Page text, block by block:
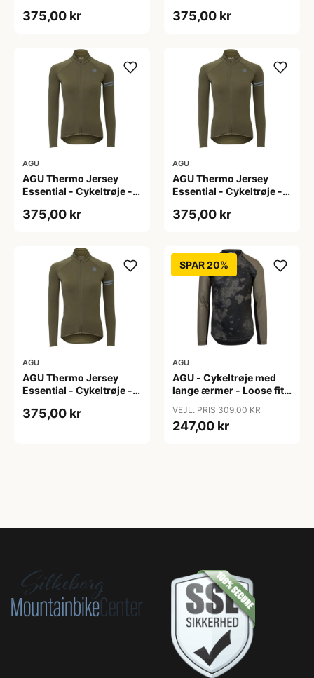
L
375,00 kr
M
375,00 kr
AGU
AGU Thermo Jersey
Essential - Cykeltrøje -
S
375,00 kr
AGU
AGU Thermo Jersey
Essential - Cykeltrøje -
XL
375,00 kr
AGU
AGU Thermo Jersey
Essential - Cykeltrøje -
XXL
375,00 kr
SPAR 20%
AGU
AGU - Cykeltrøje med
lange ærmer - Loose fit -
VEJL. PRIS 309,00 KR
247,00 kr